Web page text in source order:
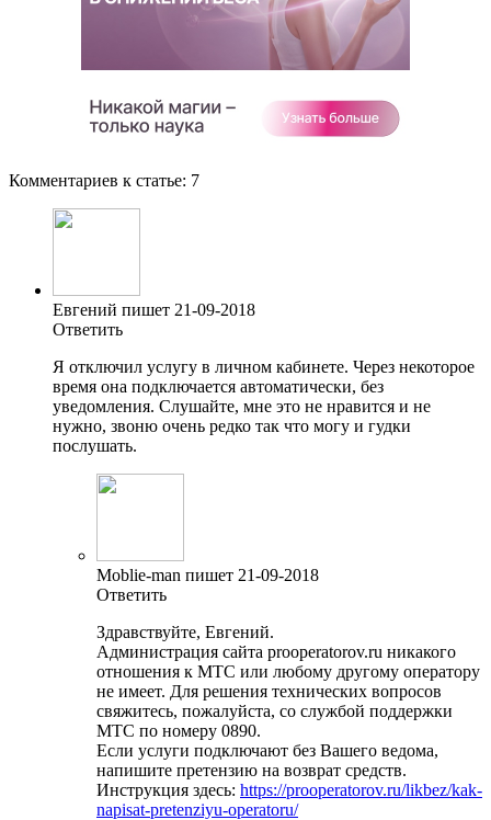
Комментариев к статье: 7
Евгений пишет 21-09-2018
Ответить
Я отключил услугу в личном кабинете. Через некоторое
время она подключается автоматически, без
уведомления. Слушайте, мне это не нравится и не
нужно, звоню очень редко так что могу и гудки
послушать.
Moblie-man пишет 21-09-2018
Ответить
Здравствуйте, Евгений.
Администрация сайта prooperatorov.ru никакого
отношения к МТС или любому другому оператору
не имеет. Для решения технических вопросов
свяжитесь, пожалуйста, со службой поддержки
МТС по номеру 0890.
Если услуги подключают без Вашего ведома,
напишите претензию на возврат средств.
Инструкция здесь: https://prooperatorov.ru/likbez/kak-
napisat-pretenziyu-operatoru/